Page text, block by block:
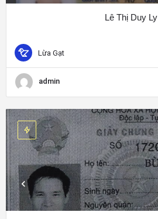
Lê Thị Duy Ly
Lừa Gạt
admin